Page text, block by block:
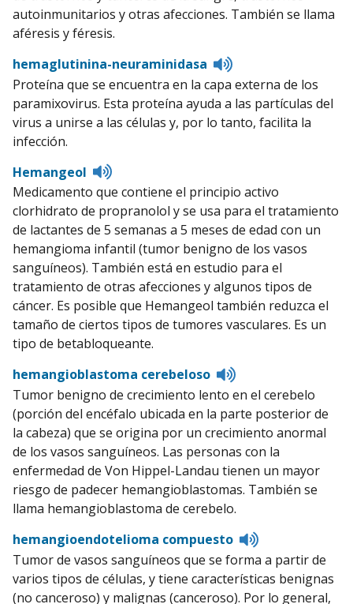
autoinmunitarios y otras afecciones. También se llama
aféresis y féresis.
hemaglutinina-neuraminidasa
Listen
pronunciation
Proteína que se encuentra en la capa externa de los
paramixovirus. Esta proteína ayuda a las partículas del
virus a unirse a las células y, por lo tanto, facilita la
infección.
Hemangeol
Listen
pronunciation
Medicamento que contiene el principio activo
clorhidrato de propranolol y se usa para el tratamiento
de lactantes de 5 semanas a 5 meses de edad con un
hemangioma infantil (tumor benigno de los vasos
sanguíneos). También está en estudio para el
tratamiento de otras afecciones y algunos tipos de
cáncer. Es posible que Hemangeol también reduzca el
tamaño de ciertos tipos de tumores vasculares. Es un
tipo de betabloqueante.
hemangioblastoma cerebeloso
Listen
pronunciation
Tumor benigno de crecimiento lento en el cerebelo
(porción del encéfalo ubicada en la parte posterior de
la cabeza) que se origina por un crecimiento anormal
de los vasos sanguíneos. Las personas con la
enfermedad de Von Hippel-Landau tienen un mayor
riesgo de padecer hemangioblastomas. También se
llama hemangioblastoma de cerebelo.
hemangioendotelioma compuesto
Listen
pronunciation
Tumor de vasos sanguíneos que se forma a partir de
varios tipos de células, y tiene características benignas
(no canceroso) y malignas (canceroso). Por lo general,